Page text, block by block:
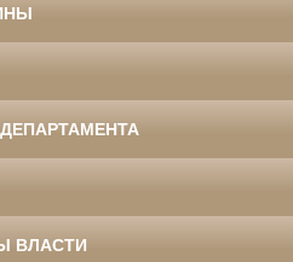
ВЛАСТИ